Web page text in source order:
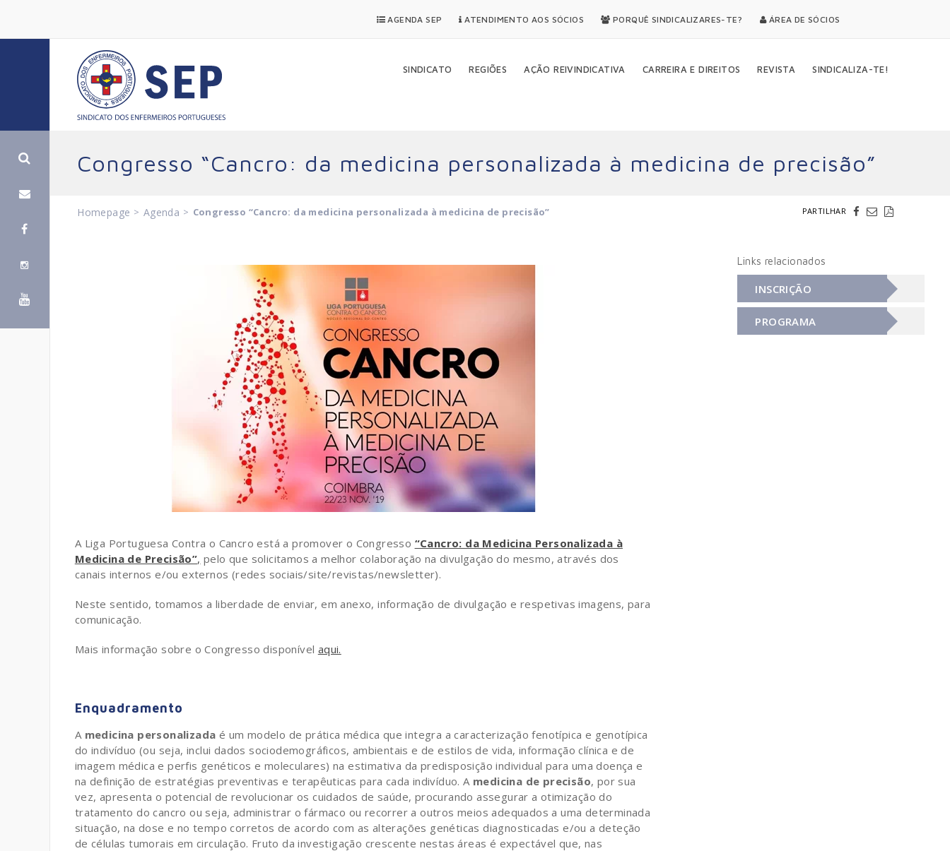
AGENDA SEP ATENDIMENTO AOS SÓCIOS PORQUÊ SINDICALIZARES-TE? ÁREA DE SÓCIOS
SINDICATO REGIÕES AÇÃO REIVINDICATIVA CARREIRA E DIREITOS REVISTA SINDICALIZA-TE!
Congresso “Cancro: da medicina personalizada à medicina de precisão”
Homepage > Agenda > Congresso “Cancro: da medicina personalizada à medicina de precisão” PARTILHAR
A Liga Portuguesa Contra o Cancro está a promover o Congresso “Cancro: da Medicina Personalizada à
Medicina de Precisão”, pelo que solicitamos a melhor colaboração na divulgação do mesmo, através dos
canais internos e/ou externos (redes sociais/site/revistas/newsletter).
Neste sentido, tomamos a liberdade de enviar, em anexo, informação de divulgação e respetivas imagens, para
comunicação.
Mais informação sobre o Congresso disponível aqui.
Enquadramento
A medicina personalizada é um modelo de prática médica que integra a caracterização fenotípica e genotípica
do indivíduo (ou seja, inclui dados sociodemográficos, ambientais e de estilos de vida, informação clínica e de
imagem médica e perfis genéticos e moleculares) na estimativa da predisposição individual para uma doença e
na definição de estratégias preventivas e terapêuticas para cada indivíduo. A medicina de precisão, por sua
vez, apresenta o potencial de revolucionar os cuidados de saúde, procurando assegurar a otimização do
tratamento do cancro ou seja, administrar o fármaco ou recorrer a outros meios adequados a uma determinada
situação, na dose e no tempo corretos de acordo com as alterações genéticas diagnosticadas e/ou a deteção
de células tumorais em circulação. Fruto da investigação crescente nestas áreas é expectável que, nas
Links relacionados
INSCRIÇÃO
PROGRAMA